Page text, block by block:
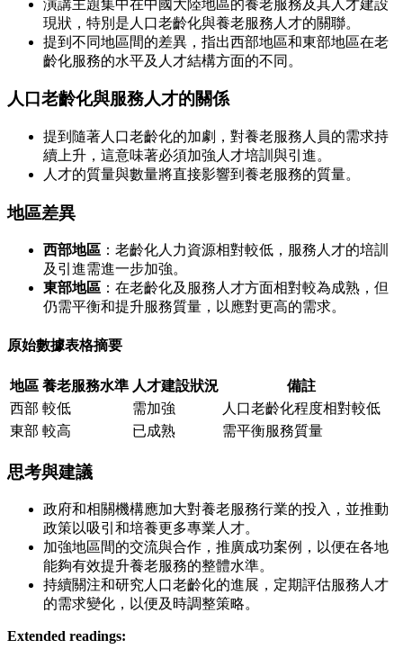
演講主題集中在中國大陸地區的養老服務及其人才建設
現狀，特別是人口老齡化與養老服務人才的關聯。
提到不同地區間的差異，指出西部地區和東部地區在老
齡化服務的水平及人才結構方面的不同。
人口老齡化與服務人才的關係
提到隨著人口老齡化的加劇，對養老服務人員的需求持
續上升，這意味著必須加強人才培訓與引進。
人才的質量與數量將直接影響到養老服務的質量。
地區差異
西部地區 ：老齡化人力資源相對較低，服務人才的培訓
及引進需進一步加強。
東部地區 ：在老齡化及服務人才方面相對較為成熟，但
仍需平衡和提升服務質量，以應對更高的需求。
原始數據表格摘要
地區 養老服務水準 人才建設狀況
備註
西部 較低 需加強
人口老齡化程度相對較低
東部 較高 已成熟 需平衡服務質量
思考與建議
政府和相關機構應加大對養老服務行業的投入，並推動
政策以吸引和培養更多專業人才。
加強地區間的交流與合作，推廣成功案例，以便在各地
能夠有效提升養老服務的整體水準。
持續關注和研究人口老齡化的進展，定期評估服務人才
的需求變化，以便及時調整策略。
Extended readings: